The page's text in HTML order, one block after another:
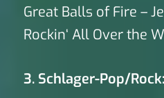
Great Balls of Fire –
Rockin‘ All Over the
3. Schlager-Pop/Rock: